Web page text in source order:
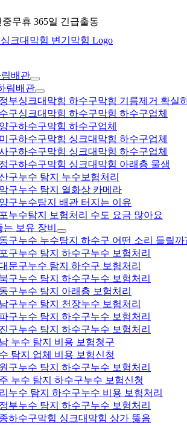
무휴 365일 긴급출동
배관
림배관
부싱크대막힘 하수구막힘 기름제거 확실
구싱크대막힘 하수구막힘 하수구업체
구하수구막힘 하수구업체
구하수구막힘 싱크대막힘 하수구업체
구하수구막힘 싱크대막힘 하수구업체
구하수구막힘 싱크대막힘 아래층 물샘
구누수 탐지 누수보험처리
구누수 탐지 열화상 카메라
구누수탐지 배관 터지는 이유
누수탐지 보험처리 수도 요금 많아요
보유 장비
구누수 누수탐지 하수구 어떤 소리 들릴까
구누수 탐지 하수구누수 보험처리
문구누수 탐지 하수구 보험처리
구누수 탐지 하수구누수 보험처리
구누수 탐지 아래층 보험처리
구누수 탐지 천장누수 보험처리
구누수 탐지 하수구누수 보험처리
구누수 탐지 하수구누수 보험처리
누수 탐지 비용 보험청구
탐지 업체 비용 보험신청
구누수 탐지 하수구누수 보험처리
누수 탐지 하수구누수 보험신청
누수 탐지 하수구누수 비용 보험처리
부누수 탐지 하수구누수 보험처리
하수구막힘 싱크대막힘 상가 뚫음